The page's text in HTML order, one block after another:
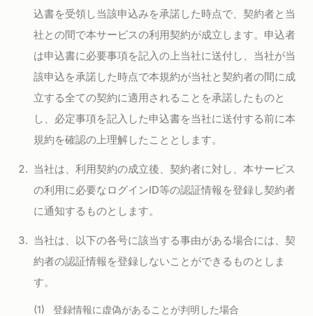
込書を受領し当該申込みを承諾した時点で、契約者と当
社との間で本サービスの利用契約が成立します。申込者
は申込書に必要事項を記入の上当社に送付し、当社が当
該申込を承諾した時点で本規約が当社と契約者の間に成
立する全ての契約に適用されることを承諾したものと
し、必定事項を記入した申込書を当社に送付する前に本
規約を確認の上理解したこととします。
当社は、利用契約の成立後、契約者に対し、本サービス
の利用に必要なログインID等の認証情報を登録し契約者
に通知するものとします。
当社は、以下の各号に該当する事由がある場合には、契
約者の認証情報を登録しないことができるものとしま
す。
登録情報に虚偽があることが判明した場合